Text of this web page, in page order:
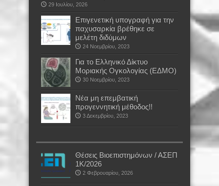
29 Ιουλίου, 2026
Επιγενετική υπογραφή για την
παχυσαρκία βρέθηκε σε
μελέτη διδύμων
24 Νοεμβρίου, 2023
Για το Ελληνικό Δίκτυο
Μοριακής Ογκολογίας (ΕΔΜΟ)
30 Νοεμβρίου, 2023
Νέα μη επεμβατική
προγεννητική μέθοδος!!
3 Δεκεμβρίου, 2023
Θέσεις Βιοεπιστημόνων / ΑΣΕΠ
1Κ/2026
2 Φεβρουαρίου, 2026